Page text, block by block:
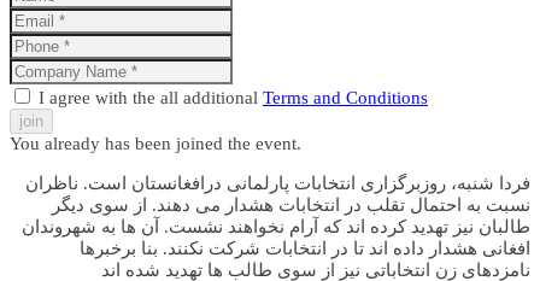
I agree with the all additional Terms and Conditions
join
You already has been joined the event.
فردا شنبه، روزبرگزاری انتخابات پارلمانی درافغانستان است. ناظران
نسبت به احتمال تقلب در انتخابات هشدار می دهند. از سوی دیگر
طالبان نیز تهدید کرده اند که آرام نخواهند نشست. آن ها به شهروندان
افغانی هشدار داده اند تا در انتخابات شرکت نکنند. بنا برخبرها
نامزدهای زن انتخاباتی نیز از سوی طالب ها تهدید شده اند